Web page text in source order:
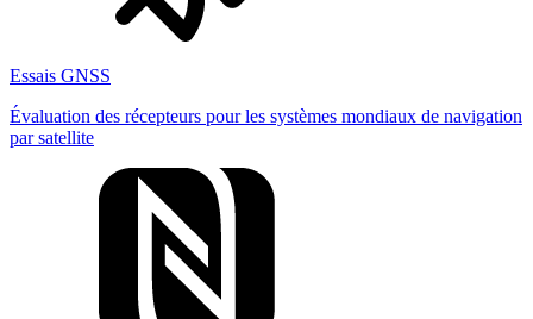
Essais GNSS
Évaluation des récepteurs pour les systèmes mondiaux de navigation
par satellite